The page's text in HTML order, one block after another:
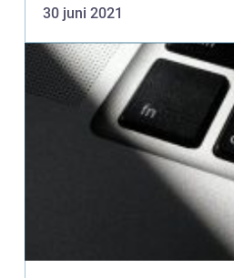
meget...
30 juni 2021